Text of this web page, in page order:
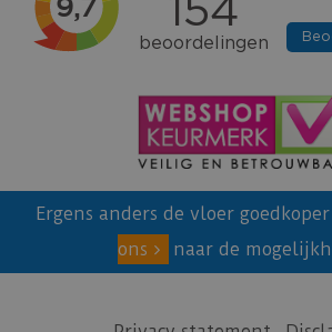
Ergens anders de vloer
ons
naar de